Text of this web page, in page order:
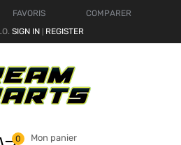
FAVORIS
COMPARER
SIGN IN REGISTER
Mon panier
0